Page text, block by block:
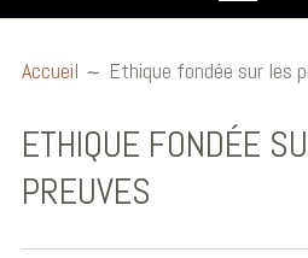
Publications et
communications
Conférences
Accueil Ethique fondée sur les
ETHIQUE FONDÉE
PREUVES